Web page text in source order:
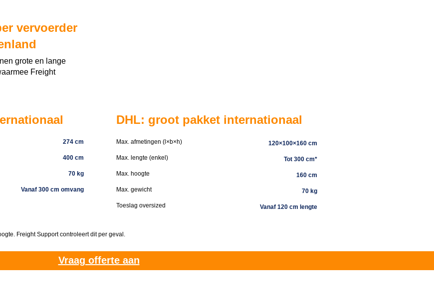
vervoerder
grote en lange
Freight
274 cm
400 cm
70 kg
Vanaf 300 cm omvang
DHL: groot pakket internationaal
Max. afmetingen (l×b×h)
Max. lengte (enkel)
Max. hoogte
​Max. gewicht
Toeslag oversized
120×100×160 cm
Tot 300 cm*
160 cm
​70 kg
Vanaf 120 cm lengte
Freight Support controleert dit per geval.
Vraag offerte aan